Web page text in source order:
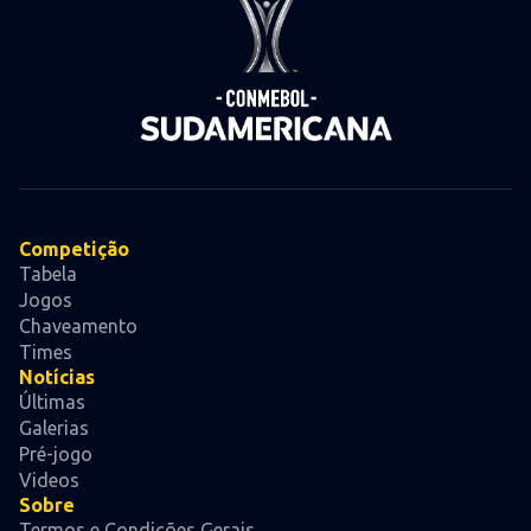
Competição
Tabela
Jogos
Chaveamento
Times
Notícias
Últimas
Galerias
Pré-jogo
Videos
Sobre